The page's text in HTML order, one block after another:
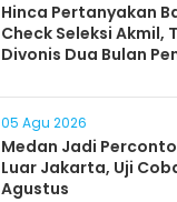
Hinca Pertanyakan
Check Seleksi Akmil,
Divonis Dua Bulan
05 Agu 2026
Medan Jadi
Luar Jakarta, Uji
Agustus